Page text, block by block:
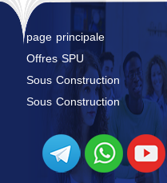
page principale
Offres SPU
Sous Construction
Sous Construction